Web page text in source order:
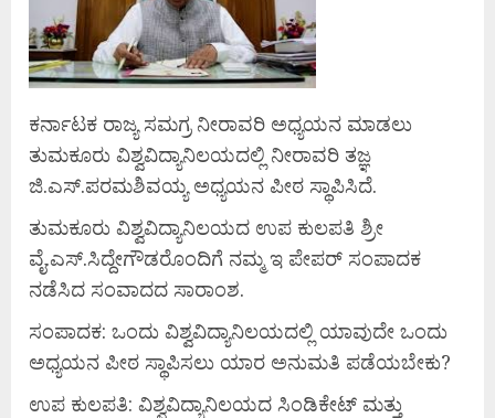
ಕರ್ನಾಟಕ ರಾಜ್ಯ ಸಮಗ್ರ ನೀರಾವರಿ ಅಧ್ಯಯನ ಮಾಡಲು
ತುಮಕೂರು ವಿಶ್ವವಿದ್ಯಾನಿಲಯದಲ್ಲಿ ನೀರಾವರಿ ತಜ್ಞ
ಜಿ.ಎಸ್.ಪರಮಶಿವಯ್ಯ ಅಧ್ಯಯನ ಪೀಠ ಸ್ಥಾಪಿಸಿದೆ.
ತುಮಕೂರು ವಿಶ್ವವಿದ್ಯಾನಿಲಯದ ಉಪ ಕುಲಪತಿ ಶ್ರೀ
ವೈ.ಎಸ್.ಸಿದ್ದೇಗೌಡರೊಂದಿಗೆ ನಮ್ಮ ಇ ಪೇಪರ್ ಸಂಪಾದಕ
ನಡೆಸಿದ ಸಂವಾದದ ಸಾರಾಂಶ.
ಸಂಪಾದಕ: ಒಂದು ವಿಶ್ವವಿದ್ಯಾನಿಲಯದಲ್ಲಿ ಯಾವುದೇ ಒಂದು
ಅಧ್ಯಯನ ಪೀಠ ಸ್ಥಾಪಿಸಲು ಯಾರ ಅನುಮತಿ ಪಡೆಯಬೇಕು?
ಉಪ ಕುಲಪತಿ: ವಿಶ್ವವಿದ್ಯಾನಿಲಯದ ಸಿಂಡಿಕೇಟ್ ಮತ್ತು